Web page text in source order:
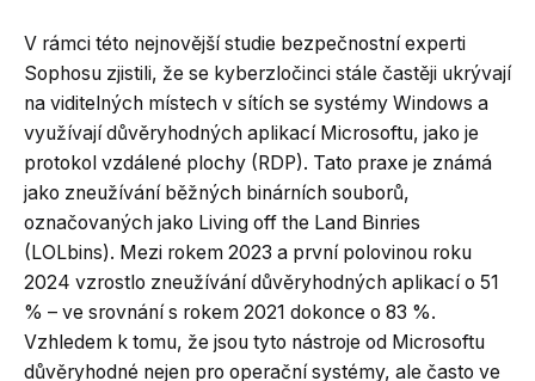
V rámci této nejnovější studie bezpečnostní experti
Sophosu zjistili, že se kyberzločinci stále častěji ukrývají
na viditelných místech v sítích se systémy Windows a
využívají důvěryhodných aplikací Microsoftu, jako je
protokol vzdálené plochy (RDP). Tato praxe je známá
jako zneužívání běžných binárních souborů,
označovaných jako Living off the Land Binries
(LOLbins). Mezi rokem 2023 a první polovinou roku
2024 vzrostlo zneužívání důvěryhodných aplikací o 51
% – ve srovnání s rokem 2021 dokonce o 83 %.
Vzhledem k tomu, že jsou tyto nástroje od Microsoftu
důvěryhodné nejen pro operační systémy, ale často ve